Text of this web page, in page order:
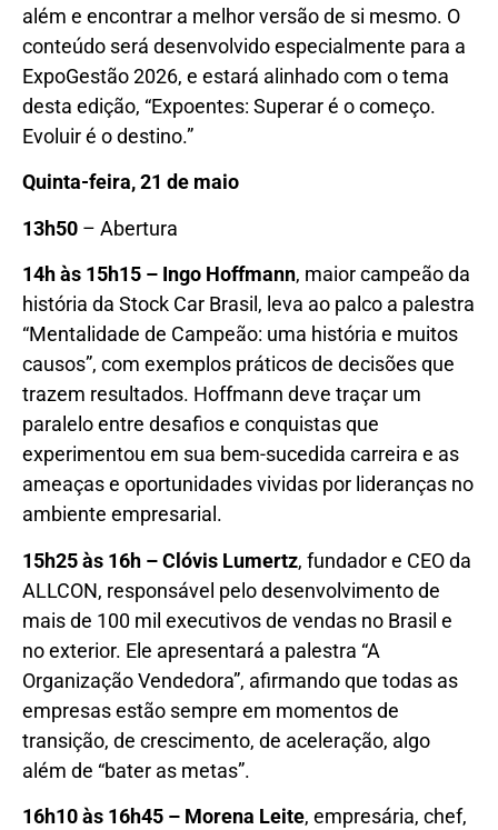
além e encontrar a melhor versão de si mesmo. O
conteúdo será desenvolvido especialmente para a
ExpoGestão 2026, e estará alinhado com o tema
desta edição, “Expoentes: Superar é o começo.
Evoluir é o destino.”
Quinta-feira, 21 de maio
13h50 – Abertura
14h às 15h15 – Ingo Hoffmann, maior campeão da
história da Stock Car Brasil, leva ao palco a palestra
“Mentalidade de Campeão: uma história e muitos
causos”, com exemplos práticos de decisões que
trazem resultados. Hoffmann deve traçar um
paralelo entre desafios e conquistas que
experimentou em sua bem-sucedida carreira e as
ameaças e oportunidades vividas por lideranças no
ambiente empresarial.
15h25 às 16h – Clóvis Lumertz, fundador e CEO da
ALLCON, responsável pelo desenvolvimento de
mais de 100 mil executivos de vendas no Brasil e
no exterior. Ele apresentará a palestra “A
Organização Vendedora”, afirmando que todas as
empresas estão sempre em momentos de
transição, de crescimento, de aceleração, algo
além de “bater as metas”.
16h10 às 16h45 – Morena Leite, empresária, chef,